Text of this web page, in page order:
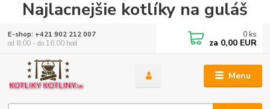
Najlacnejšie kotlíky na guláš
Menu
E-shop: +421 902 212 007
od 8:00 - do 16:00 hod
0 ks
za 0,00 EUR